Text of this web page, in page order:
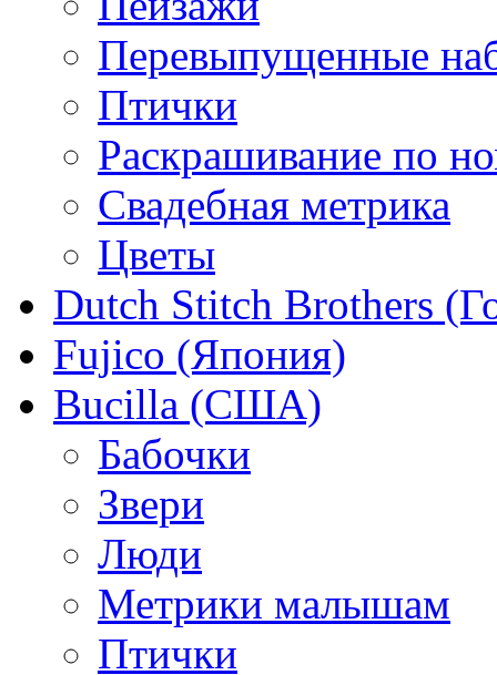
Перевыпущенные
Птички
Раскрашивание по
Свадебная метрика
Цветы
Dutch Stitch Brothers
Fujico (Япония)
Bucilla (США)
Бабочки
Звери
Люди
Метрики малышам
Птички